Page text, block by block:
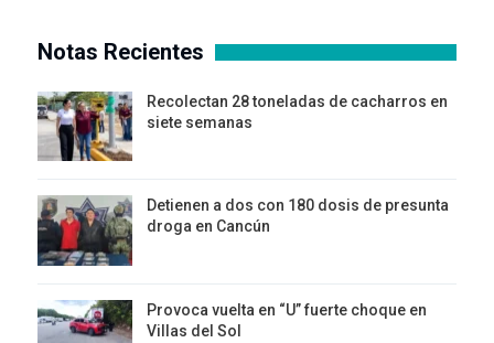
Notas Recientes
Recolectan 28 toneladas de cacharros en
siete semanas
Detienen a dos con 180 dosis de presunta
droga en Cancún
Provoca vuelta en “U” fuerte choque en
Villas del Sol